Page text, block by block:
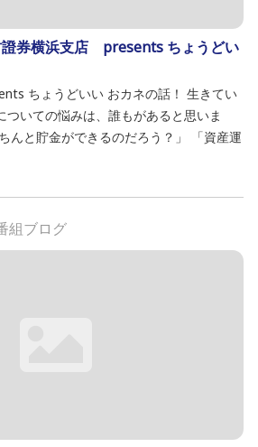
證券横浜支店 presents ちょうどい
ちょうどいい おカネの話！ 生きてい
ついての悩みは、誰もがあると思いま
んと貯金ができるのだろう？」 「資産運
組ブログ